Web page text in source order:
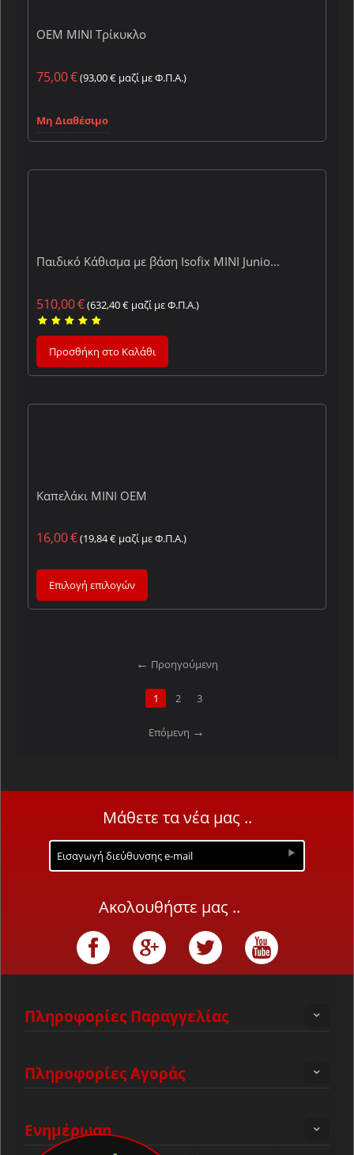
OEM MINI Τρίκυκλο
75,00€(93,00€ μαζί με Φ.Π.Α.)
Μη Διαθέσιμο
Παιδικό Κάθισμα με βάση Isofix MINI Junio...
510,00€(632,40€ μαζί με Φ.Π.Α.)
Προσθήκη στο Καλάθι
Καπελάκι MINI OEM
16,00€(19,84€ μαζί με Φ.Π.Α.)
Επιλογή επιλογών
Προηγούμενη
1 2 3
Επόμενη
Μάθετε τα νέα μας ..
Ακολουθήστε μας ..
Πληροφορίες Παραγγελίας
Πληροφορίες Αγοράς
Ενημέρωση